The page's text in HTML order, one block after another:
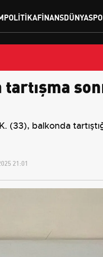
POLITIKAFINANSDÜNYA
(33), balkonda
21:01